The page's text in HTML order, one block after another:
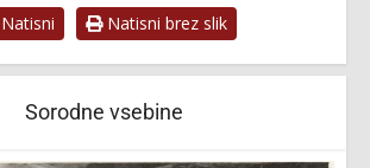
Natisni brez slik
Sorodne vsebine